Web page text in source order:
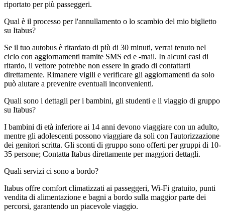
riportato per più passeggeri.
Qual è il processo per l'annullamento o lo scambio del mio biglietto
su Itabus?
Se il tuo autobus è ritardato di più di 30 minuti, verrai tenuto nel
ciclo con aggiornamenti tramite SMS ed e -mail. In alcuni casi di
ritardo, il vettore potrebbe non essere in grado di contattarti
direttamente. Rimanere vigili e verificare gli aggiornamenti da solo
può aiutare a prevenire eventuali inconvenienti.
Quali sono i dettagli per i bambini, gli studenti e il viaggio di gruppo
su Itabus?
I bambini di età inferiore ai 14 anni devono viaggiare con un adulto,
mentre gli adolescenti possono viaggiare da soli con l'autorizzazione
dei genitori scritta. Gli sconti di gruppo sono offerti per gruppi di 10-
35 persone; Contatta Itabus direttamente per maggiori dettagli.
Quali servizi ci sono a bordo?
Itabus offre comfort climatizzati ai passeggeri, Wi-Fi gratuito, punti
vendita di alimentazione e bagni a bordo sulla maggior parte dei
percorsi, garantendo un piacevole viaggio.